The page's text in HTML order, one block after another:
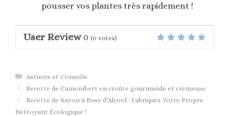
pousser vos plantes très rapidement !
User Review 0 (0 votes)
Catégories
Astuces et Conseils
Recette de Camembert en croûte gourmande et crémeuse
Recette de Savon à Base d’Alcool : Fabriquez Votre Propre
Nettoyant Écologique !